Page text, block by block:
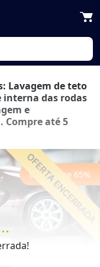
Lavagem de teto
interna das rodas
e
Compre até 5
Economize 65%